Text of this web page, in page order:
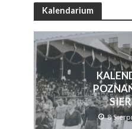
Kalendarium
8